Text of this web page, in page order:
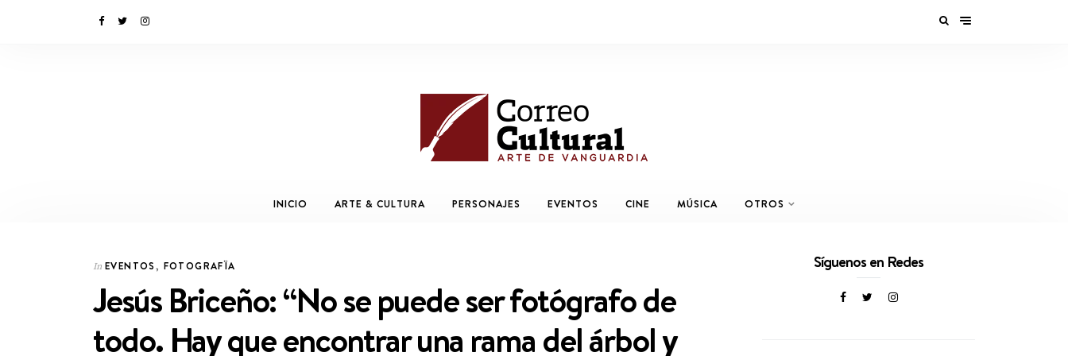
INICIO ARTE & CULTURA PERSONAJES EVENTOS CINE MÚSICA OTROS
In EVENTOS, FOTOGRAFÏA
Jesús Briceño: “No se puede ser fotógrafo de
todo. Hay que encontrar una rama del árbol y
Síguenos en Redes